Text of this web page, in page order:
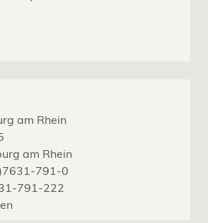
am Rhein
am Rhein
791-0
791-222